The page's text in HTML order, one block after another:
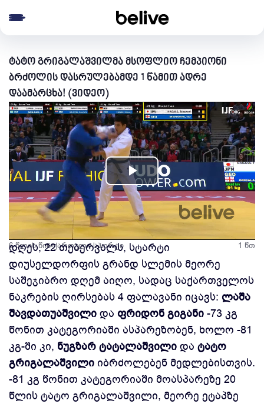
ტატო გრიგალაშვილმა მსოფლიო ჩემპიონი
ბრძოლის დასრულებამდე 1 წამით ადრე
დაამარცხა! (ვიდეო)
Play
Video
6 წლის წინ ქართული სპორტი 1 წთ
დღეს, 22 თებერვალს, სტარტი
დიუსელდორფის გრანდ სლემის მეორე
საშეჯიბრო დღემ აიღო, სადაც საქართველოს
ნაკრების ღირსებას 4 ფალავანი იცავს: ლაშა
შავდათუაშვილი და ფრიდონ გიგანი -73 კგ
წონით კატეგორიაში ასპარეზობენ, ხოლო -81
კგ-ში კი, ნუგზარ ტატალაშვილი და ტატო
გრიგალაშვილი იბრძოლებენ მედლებისთვის.
-81 კგ წონით კატეგორიაში მოასპარეზე 20
წლის ტატო გრიგალაშვილი, მეორე ეტაპზე